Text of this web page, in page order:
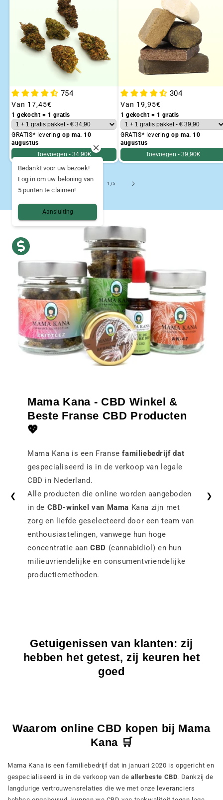
❮ ❯
754
Gebruikelijke
prijs
Van 17,45€
1 gekocht = 1 gratis
GRATIS* leveringop ma. 10
augustus
Toevoegen - 34,90€
304
Gebruikelijke
prijs
Van 19,95€
1 gekocht = 1 gratis
GRATIS* leveringop ma. 10
augustus
Toevoegen - 39,90€
1 /van
5
Mama Kana - CBD Winkel &
Beste Franse CBD Producten
💖
Mama Kana is een Fransefamiliebedrijf dat
gespecialiseerd is in de verkoop van legale
CBD in Nederland.
Alle producten die online worden aangeboden
in de CBD-winkel van Mama Kana zijn met
zorg en liefde geselecteerd door een team van
enthousiastelingen, vanwege hun hoge
concentratie aanCBD (cannabidiol) en hun
milieuvriendelijke en consumentvriendelijke
productiemethoden.
Getuigenissen van klanten: zij
hebben het getest, zij keuren het
goed
Waarom online CBD kopen bij Mama
Kana 🛒
Mama Kana is een familiebedrijf dat in januari 2020 is opgericht en
gespecialiseerd is in de verkoop van deallerbeste CBD. Dankzij de
langdurige vertrouwensrelaties die we met onze leveranciers
Bedankt voor uw bezoek!
Log in om uw beloning van
5 punten te claimen!
Aansluiting